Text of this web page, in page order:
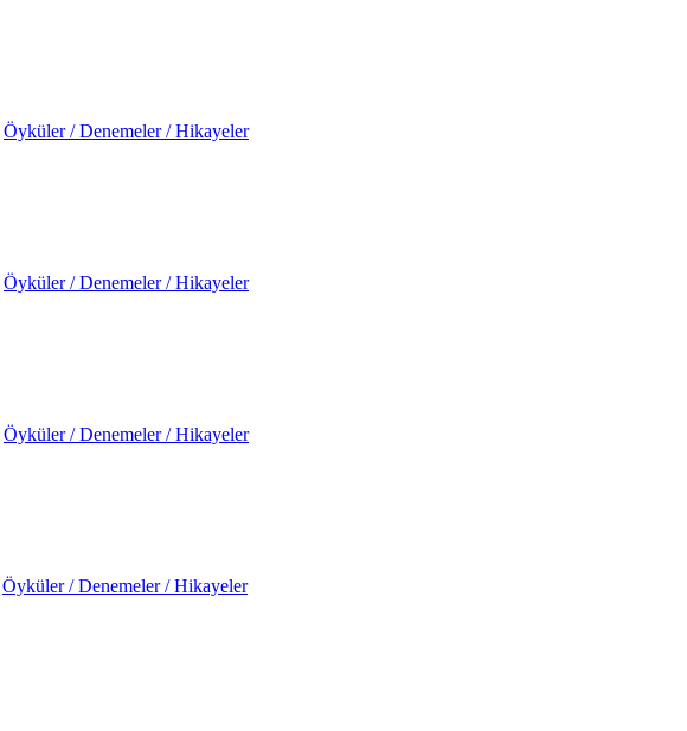
Öyküler / Denemeler / Hikayeler
Öyküler / Denemeler / Hikayeler
Öyküler / Denemeler / Hikayeler
Öyküler / Denemeler / Hikayeler